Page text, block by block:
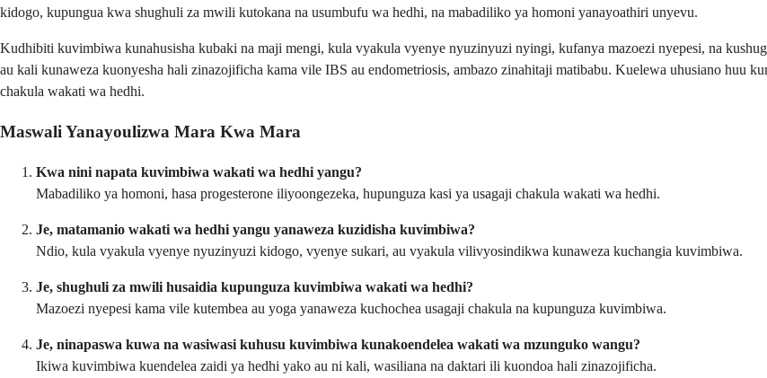
kidogo, kupungua kwa shughuli za mwili kutokana na usumbufu wa hedhi, na mabadiliko ya homoni yanayoathiri unyevu.
Kudhibiti kuvimbiwa kunahusisha kubaki na maji mengi, kula vyakula vyenye nyuzinyuzi nyingi, kufanya mazoezi nyepesi, na
au kali kunaweza kuonyesha hali zinazojificha kama vile IBS au endometriosis, ambazo zinahitaji matibabu. Kuelewa uhusiano huu
chakula wakati wa hedhi.
Maswali Yanayoulizwa Mara Kwa Mara
Kwa nini napata kuvimbiwa wakati wa hedhi yangu?
Mabadiliko ya homoni, hasa progesterone iliyoongezeka, hupunguza kasi ya usagaji chakula wakati wa hedhi.
Je, matamanio wakati wa hedhi yangu yanaweza kuzidisha kuvimbiwa?
Ndio, kula vyakula vyenye nyuzinyuzi kidogo, vyenye sukari, au vyakula vilivyosindikwa kunaweza kuchangia kuvimbiwa.
Je, shughuli za mwili husaidia kupunguza kuvimbiwa wakati wa hedhi?
Mazoezi nyepesi kama vile kutembea au yoga yanaweza kuchochea usagaji chakula na kupunguza kuvimbiwa.
Je, ninapaswa kuwa na wasiwasi kuhusu kuvimbiwa kunakoendelea wakati wa mzunguko wangu?
Ikiwa kuvimbiwa kuendelea zaidi ya hedhi yako au ni kali, wasiliana na daktari ili kuondoa hali zinazojificha.